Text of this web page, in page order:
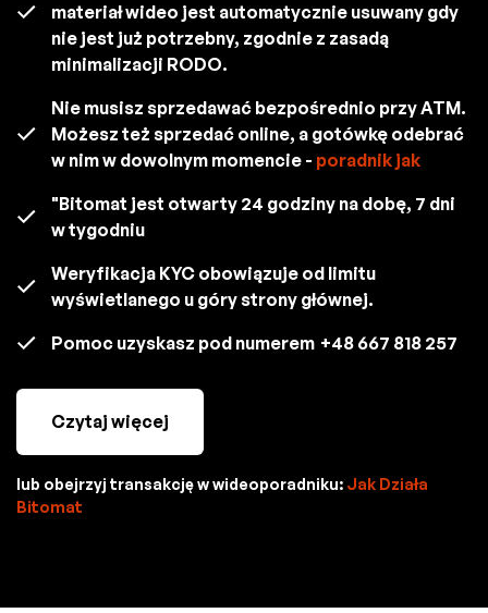
materiał wideo jest automatycznie usuwany gdy
nie jest już potrzebny, zgodnie z zasadą
minimalizacji RODO.
Nie musisz sprzedawać bezpośrednio przy ATM.
Możesz też sprzedać online, a gotówkę odebrać
w nim w dowolnym momencie - poradnik jak
"Bitomat jest otwarty 24 godziny na dobę, 7 dni
w tygodniu
Weryfikacja KYC obowiązuje od limitu
wyświetlanego u góry strony głównej.
Pomoc uzyskasz pod numerem +48 667 818 257
Czytaj więcej
lub obejrzyj transakcję w wideoporadniku: Jak Działa
Bitomat